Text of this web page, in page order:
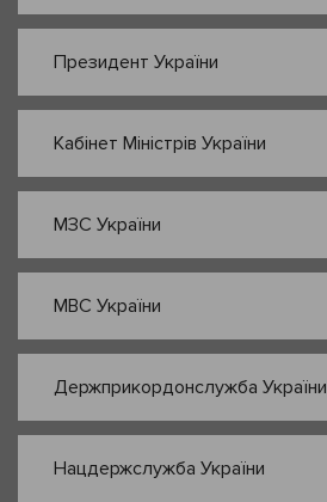
Президент України
Кабінет Міністрів України
МЗС України
МВС України
Держприкордонслужба України
Нацдержслужба України